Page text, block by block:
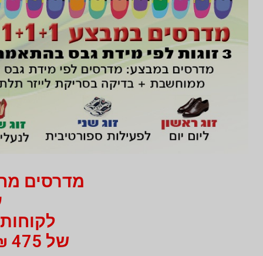
מדרסים מחיר 750 ₪
של 475 ₪ מי 750 ₪ בעבור זוג מדרסים